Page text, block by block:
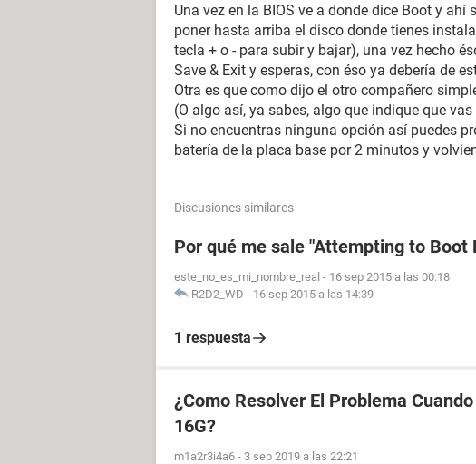
Una vez en la BIOS ve a donde dice Boot y
poner hasta arriba el disco donde tienes
tecla + o - para subir y bajar), una vez hecho
Save & Exit y esperas, con éso ya debería de
Otra es que como dijo el otro compañero
(O algo así, ya sabes, algo que indique que
Si no encuentras ninguna opción así puedes
batería de la placa base por 2 minutos y
Discusiones similares
Por qué me sale "Attempting to Boot
este_no_es_mi_nombre_real - 16 sep 2015 a las 00:18
R2D2_WD - 16 sep 2015 a las 14:39
1 respuesta
¿Como Resolver El Problema
16G?
m1a2r3i4a6 - 3 sep 2019 a las 22:21